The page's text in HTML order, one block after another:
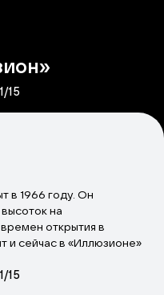
15
в 1966 году. Он
на
открытия в
и сейчас в «Иллюзионе»
человек, оснащенный
оборудованием, всем
15